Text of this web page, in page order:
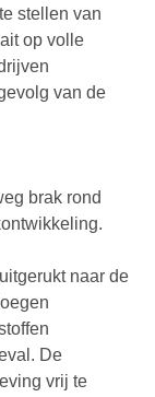
stellen van
op volle
van de
brak rond
naar de
De
vrij te